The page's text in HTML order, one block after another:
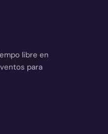
libre en
para